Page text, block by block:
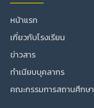
หน้าแรก
เกี่ยวกับโรงเรียน
ข่าวสาร
ทำเนียบบุคลากร
คณะกรรมการสถานศึกษา